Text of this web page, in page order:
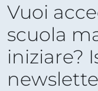
Vuoi
scuola
iniziare?